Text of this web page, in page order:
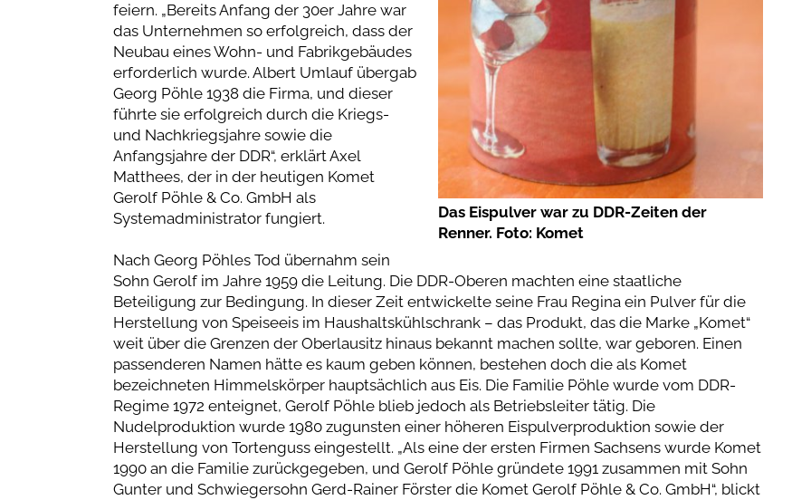
Das Eispulver war zu DDR-Zeiten der
Renner. Foto: Komet
feiern. „Bereits Anfang der 30er Jahre war
das Unternehmen so erfolgreich, dass der
Neubau eines Wohn- und Fabrikgebäudes
erforderlich wurde. Albert Umlauf übergab
Georg Pöhle 1938 die Firma, und dieser
führte sie erfolgreich durch die Kriegs-
und Nachkriegsjahre sowie die
Anfangsjahre der DDR“, erklärt Axel
Matthees, der in der heutigen Komet
Gerolf Pöhle & Co. GmbH als
Systemadministrator fungiert.
Nach Georg Pöhles Tod übernahm sein
Sohn Gerolf im Jahre 1959 die Leitung. Die DDR-Oberen machten eine staatliche
Beteiligung zur Bedingung. In dieser Zeit entwickelte seine Frau Regina ein Pulver für die
Herstellung von Speiseeis im Haushaltskühlschrank – das Produkt, das die Marke „Komet“
weit über die Grenzen der Oberlausitz hinaus bekannt machen sollte, war geboren. Einen
passenderen Namen hätte es kaum geben können, bestehen doch die als Komet
bezeichneten Himmelskörper hauptsächlich aus Eis. Die Familie Pöhle wurde vom DDR-
Regime 1972 enteignet, Gerolf Pöhle blieb jedoch als Betriebsleiter tätig. Die
Nudelproduktion wurde 1980 zugunsten einer höheren Eispulverproduktion sowie der
Herstellung von Tortenguss eingestellt. „Als eine der ersten Firmen Sachsens wurde Komet
1990 an die Familie zurückgegeben, und Gerolf Pöhle gründete 1991 zusammen mit Sohn
Gunter und Schwiegersohn Gerd-Rainer Förster die Komet Gerolf Pöhle & Co. GmbH“, blickt